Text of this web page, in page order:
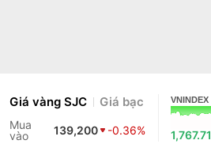
Giá vàng SJC Giá bạc
Mua
vào
139,200
-0.36%
VNINDEX
1,767.71